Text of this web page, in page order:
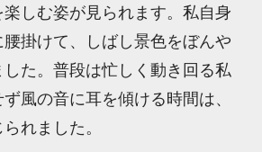
しむ姿が見られます。私自身
掛けて、しばし景色をぼんや
した。普段は忙しく動き回る私
風の音に耳を傾ける時間は、
れました。